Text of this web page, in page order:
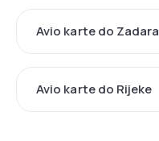
Avio karte do Zadara
Avio karte do Rijeke